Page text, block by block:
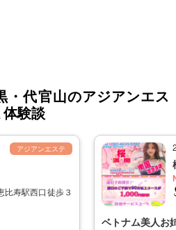
・代官山のアジアンエス
験談
アジアンエステ
比寿駅西口徒歩３
ベトナム美人お